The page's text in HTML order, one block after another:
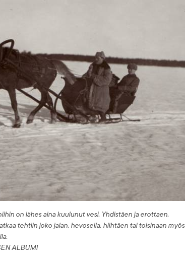
on lähes aina kuulunut vesi. Yhdistäen ja erottaen.
tehtiin joko jalan, hevosella, hiihtäen tai toisinaan myös
ALBUMI